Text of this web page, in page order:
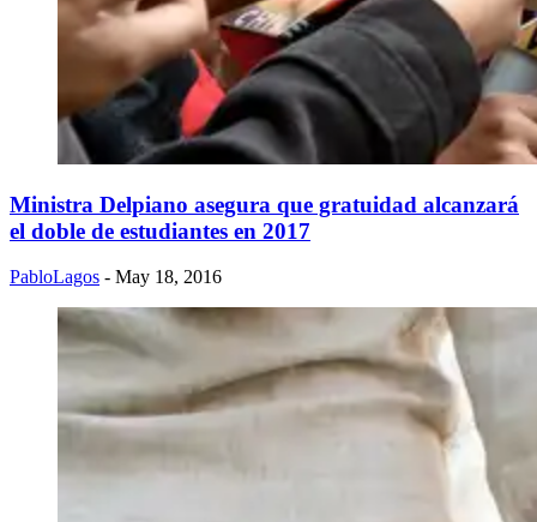
Ministra Delpiano asegura que gratuidad alcanzará
el doble de estudiantes en 2017
PabloLagos - May 18, 2016